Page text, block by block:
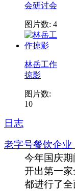
会研讨会
图片数: 4
林岳工作
掠影
图片数:
10
日志
老字号餐饮企
今年国庆
开出第一
都进行了